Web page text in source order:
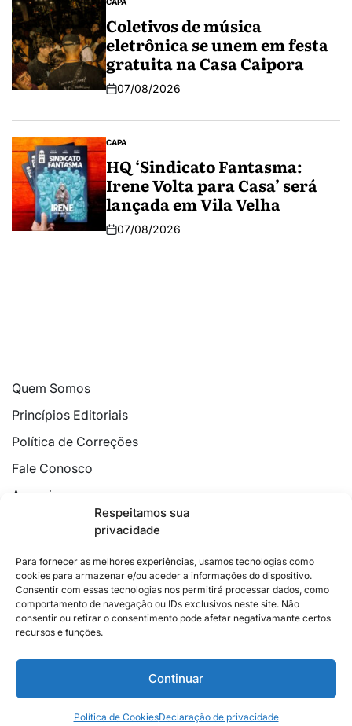
Respeitamos sua
privacidade
Para fornecer as melhores experiências, usamos tecnologias como
cookies para armazenar e/ou aceder a informações do dispositivo.
Consentir com essas tecnologias nos permitirá processar dados, como
comportamento de navegação ou IDs exclusivos neste site. Não
consentir ou retirar o consentimento pode afetar negativamante certos
recursos e funções.
Continuar
Política de CookiesDeclaração de privacidade
Coletivos de música
eletrônica se unem em festa
gratuita na Casa Caipora
07/08/2026
CAPA
HQ ‘Sindicato Fantasma:
Irene Volta para Casa’ será
lançada em Vila Velha
07/08/2026
Quem Somos
Princípios Editoriais
Política de Correções
Fale Conosco
Anuncie
Política de Cookies
2026 © Feito com
no Espírito Santo.
PoderEditorialCidades
EconomiaPesquisas
Siga no Instagram